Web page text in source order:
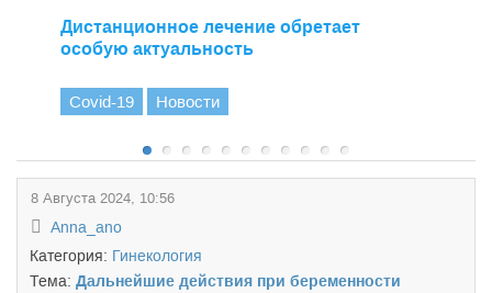
Дистанционное лечение обретает
особую актуальность
Covid-19 Новости
8 Августа 2024, 10:56
Anna_ano
Категория: Гинекология
Тема: Дальнейшие действия при беременности